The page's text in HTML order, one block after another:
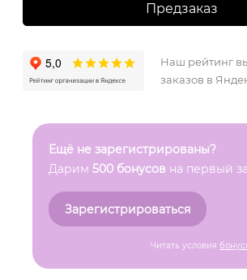
Предзаказ
Наш рейтинг
заказов в
Ещё не зарегистрированы?
Дарим 500 бонусов на первый
Зарегистрироваться
Читать условия